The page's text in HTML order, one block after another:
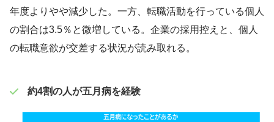
年度よりやや減少した。一方、転職活動を行っている個人
の割合は3.5％と微増している。企業の採用控えと、個人
の転職意欲が交差する状況が読み取れる。
約4割の人が五月病を経験